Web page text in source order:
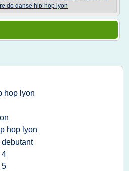
de danse hip hop lyon
hop lyon
hop lyon
4
5